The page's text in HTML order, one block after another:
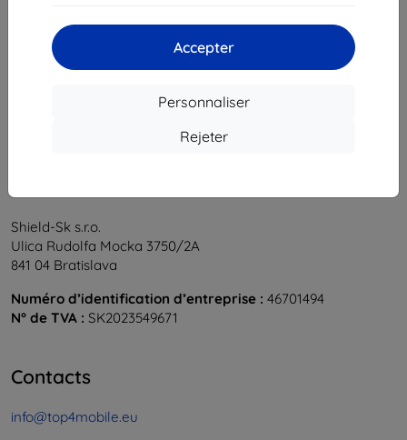
Accepter
Personnaliser
Rejeter
du total
Shield-Sk s.r.o.
Ulica Rudolfa Mocka 3750/2A
841 04 Bratislava
Numéro d’identification d’entreprise : 46701494
N° de TVA : SK2023549671
Contacts
info@top4mobile.eu